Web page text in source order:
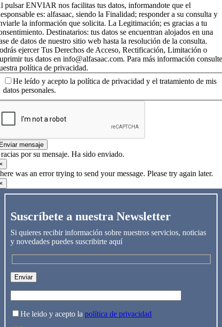
pulsar ENVIAR nos facilitas tus datos, informandote que el
es: alfasaac, siendo la Finalidad; responder a su consulta y
la información que solicita. La Legitimación; es gracias a tu
Destinatarios: tus datos se encuentran alojados en una
de datos de nuestro sitio web hasta la resolución de la consulta.
ejercer Tus Derechos de Acceso, Rectificación, Limitación o
tus datos en info@alfasaac.com. Para más información
política de privacidad.
He leído y acepto la política de privacidad y el tratamiento de mis
datos personales.
mensaje
por su mensaje. Ha sido enviado.
was an error trying to send your message. Please try again later.
Suscríbete a nuestra Newsletter
Si quieres recibir información sobre nuestros servicios, noticias
y novedades puedes suscribirte aquí
He leido y acepto lapolítica de privacidad